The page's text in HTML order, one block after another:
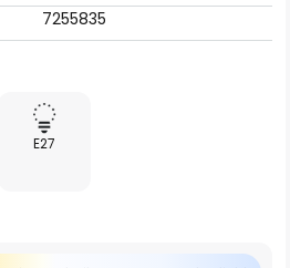
7255835
E27